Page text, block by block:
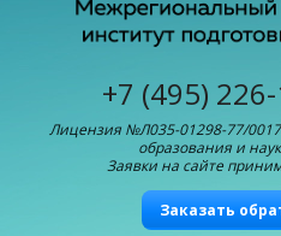
+7 (495)
Лицензия №Л035-01298-77/
образования и
Заявки на сайте
Заказать